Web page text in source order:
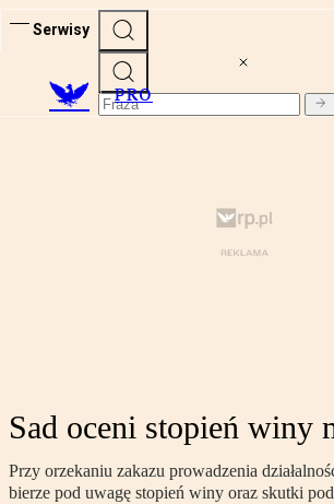
Serwisy
PRO
Sad oceni stopień winy
Przy orzekaniu zakazu prowadzenia
bierze pod uwagę stopień winy oraz skutki